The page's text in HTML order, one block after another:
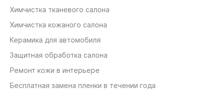
Химчистка тканевого салона
Химчистка кожаного салона
Керамика для автомобиля
Защитная обработка салона
Ремонт кожи в интерьере
Бесплатная замена пленки в течении года